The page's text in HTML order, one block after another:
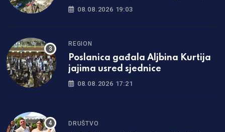
mladić iz Zavidovića
08.08.2026 19:03
REGION
Poslanica gađala Aljbina Kurtija
jajima usred sjednice
08.08.2026 17:21
DRUŠTVO